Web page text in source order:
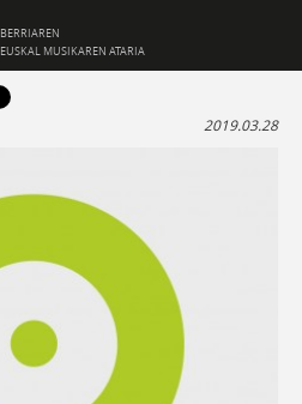
BERRIAREN
EUSKAL MUSIKAREN ATARIA
2019.03.28